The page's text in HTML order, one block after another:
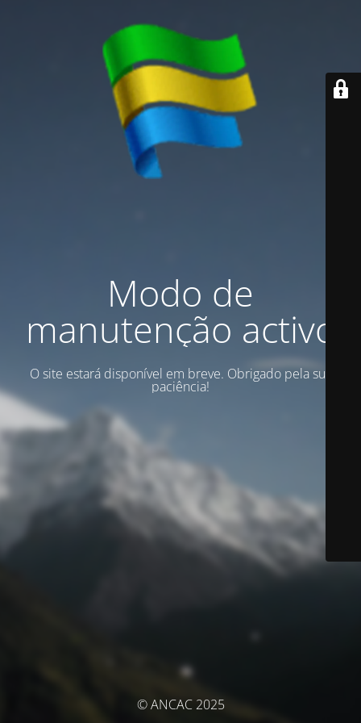
Modo de
manutenção activo
O site estará disponível em breve. Obrigado pela sua
paciência!
© ANCAC 2025